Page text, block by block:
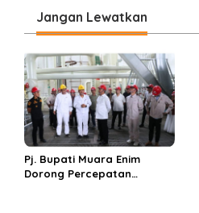
g
a
s
i
p
o
s
Jangan Lewatkan
Pj. Bupati Muara Enim
Dorong Percepatan